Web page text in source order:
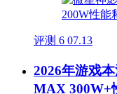
评测 6 07.13
2026年游戏
MAX 300W+